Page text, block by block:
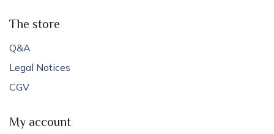
The store
Q&A
Legal Notices
CGV
My account